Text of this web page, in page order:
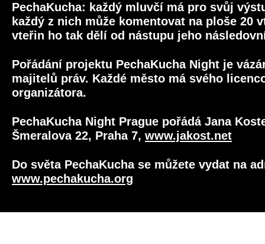
PechaKucha: každý mluvčí má pro svůj
každý z nich může komentovat na ploše 20
vteřin ho tak dělí od nástupu jeho
Pořádání projektu PechaKucha Night je
majitelů práv. Každé město má svého
organizátora.
PechaKucha Night Prague pořádá Jana
Šmeralova 22, Praha 7, www.jakost.net
Do světa PechaKucha se můžete vydat na
www.pechakucha.org